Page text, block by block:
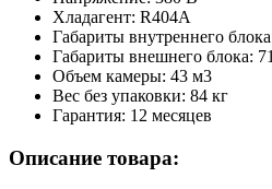
Хладагент: R404A
Габариты внутреннего
Габариты внешнего блока:
Объем камеры: 43 м3
Вес без упаковки: 84 кг
Гарантия: 12 месяцев
Описание товара: